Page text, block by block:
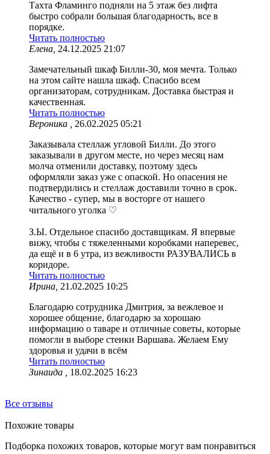
Тахта Фламинго подняли на 5 этаж без лифта
быстро собрали большая благодарность, все в
порядке.
Читать полностью
Елена, 24.12.2025 21:07
Замечательный шкаф Билли-30, моя мечта. Только
на этом сайте нашла шкаф. Спасибо всем
организаторам, сотрудникам. Доставка быстрая и
качественная.
Читать полностью
Вероника ,
26.02.2025 05:21
Заказывала стеллаж угловой Билли. До этого
заказывали в другом месте, но через месяц нам
молча отменили доставку, поэтому здесь
оформляли заказ уже с опаской. Но опасения не
подтвердились и стеллаж доставили точно в срок.
Качество - супер, мы в восторге от нашего
читального уголка ♡
З.Ы. Отдельное спасибо доставщикам. Я впервые
вижу, чтобы с тяжеленными коробками наперевес,
да ещё и в 6 утра, из вежливости РАЗУВАЛИСЬ в
коридоре.
Читать полностью
Ирина, 21.02.2025 10:25
Благодарю сотрудника Дмитрия, за вежлевое и
хорошее общение, благодарю за хорошаю
информацию о таваре и отличные советы, которые
помогли в выборе стенки Варшава. Желаем Ему
здоровья и удачи в всём
Читать полностью
Зинаида ,
18.02.2025 16:23
Все отзывы
Похожие товары
Подборка похожих товаров, которые могут вам понравиться